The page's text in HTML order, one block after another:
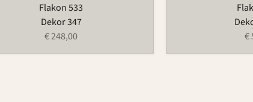
Flakon 533
Dekor 347
€ 248,00
€